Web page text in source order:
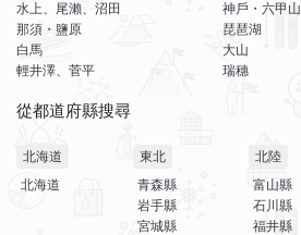
水上、尾瀨、沼田
那須・鹽原
白馬
輕井澤、菅平
神戶・六甲山
琵琶湖
大山
瑞穗
從都道府縣搜尋
北海道
北海道
東北
青森縣
岩手縣
宮城縣
北陸
富山縣
石川縣
福井縣